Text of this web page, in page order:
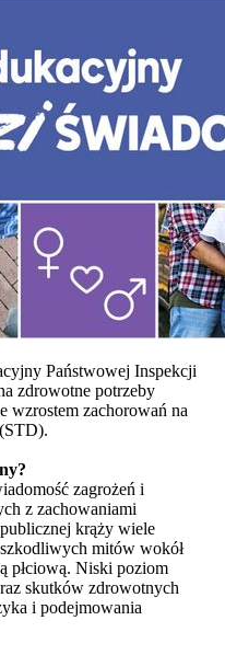
Państwowej Inspekcji
zdrowotne potrzeby
wzrostem zachorowań na
zagrożeń i
z zachowaniami
krąży wiele
mitów wokół
płciową. Niski poziom
skutków zdrowotnych
i podejmowania